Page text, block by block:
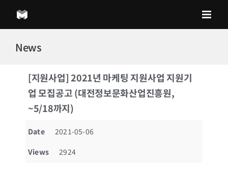
content
News
[지원사업] 2021년 마케팅 지원사업 지원기
업 모집공고 (대전정보문화산업진흥원,
~5/18까지)
Date
2021-05-06
Views
2924